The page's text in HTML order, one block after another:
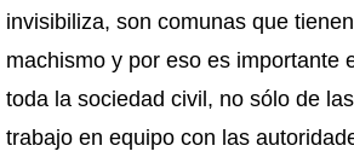
invisibiliza, son comunas que
machismo y por eso es importante
toda la sociedad civil, no sólo de
trabajo en equipo con las